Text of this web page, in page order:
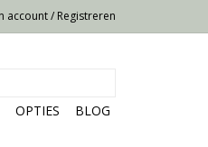
account / Registreren
OPTIES BLOG